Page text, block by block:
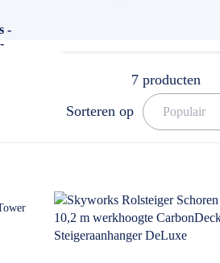
-
7producten
Sorteren op